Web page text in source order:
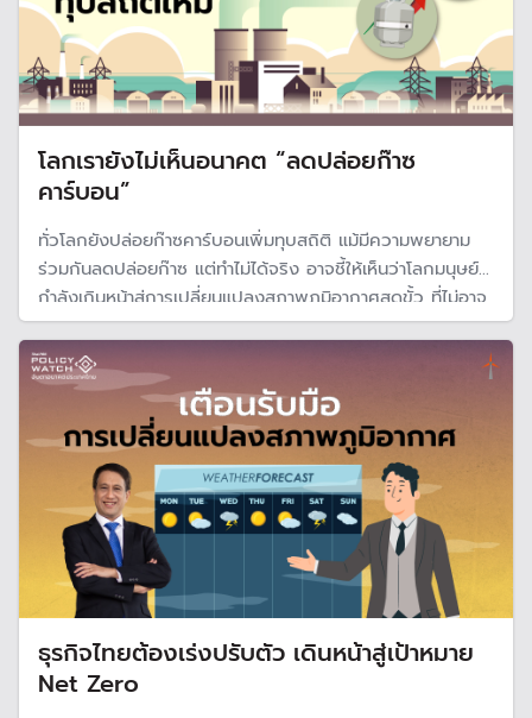
โลกเรายังไม่เห็นอนาคต “ลดปล่อยก๊าซ
คาร์บอน”
ทั่วโลกยังปล่อยก๊าซคาร์บอนเพิ่มทุบสถิติ แม้มีความพยายาม
ร่วมกันลดปล่อยก๊าซ แต่ทำไม่ได้จริง อาจชี้ให้เห็นว่าโลกมนุษย์
กำลังเกินหน้าสู่การเปลี่ยนแปลงสภาพภูมิอากาศสุดขั้ว ที่ไม่อาจ
ย้อนกลับไปได้ โดยคาดว่าอีกไม่กี่ปีข้างหน้า อุณหภูมิโลกจะผ่าน
จุดเปลี่ยนสำคัญ เพิ่มเหนือระดับก่อนอุตสาหกรรม 1.5 องศาเซี
ยลเซียส
ธุรกิจไทยต้องเร่งปรับตัว เดินหน้าสู่เป้าหมาย
Net Zero